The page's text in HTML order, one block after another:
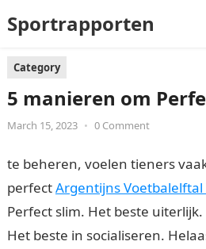
Sportrapporten
Category
5 manieren om
March 15, 2023 • 0 Comment
te beheren, voelen tieners
perfectArgentijns
Perfect slim. Het beste
Het beste in socialiseren.